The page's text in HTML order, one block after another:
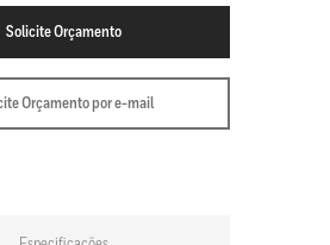
Solicite Orçamento
Orçamento por e-mail